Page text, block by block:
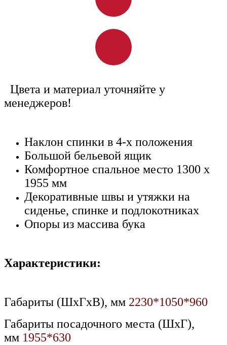
Цвета и материал уточняйте у
менеджеров!
Наклон спинки в 4-х положения
Большой бельевой ящик
Комфортное спальное место 1300 х
1955 мм
Декоративные швы и утяжки на
сиденье, спинке и подлокотниках
Опоры из массива бука
Характеристики:
Габариты (ШхГхВ), мм 2230*1050*960
Габариты посадочного места (ШхГ),
мм 1955*630